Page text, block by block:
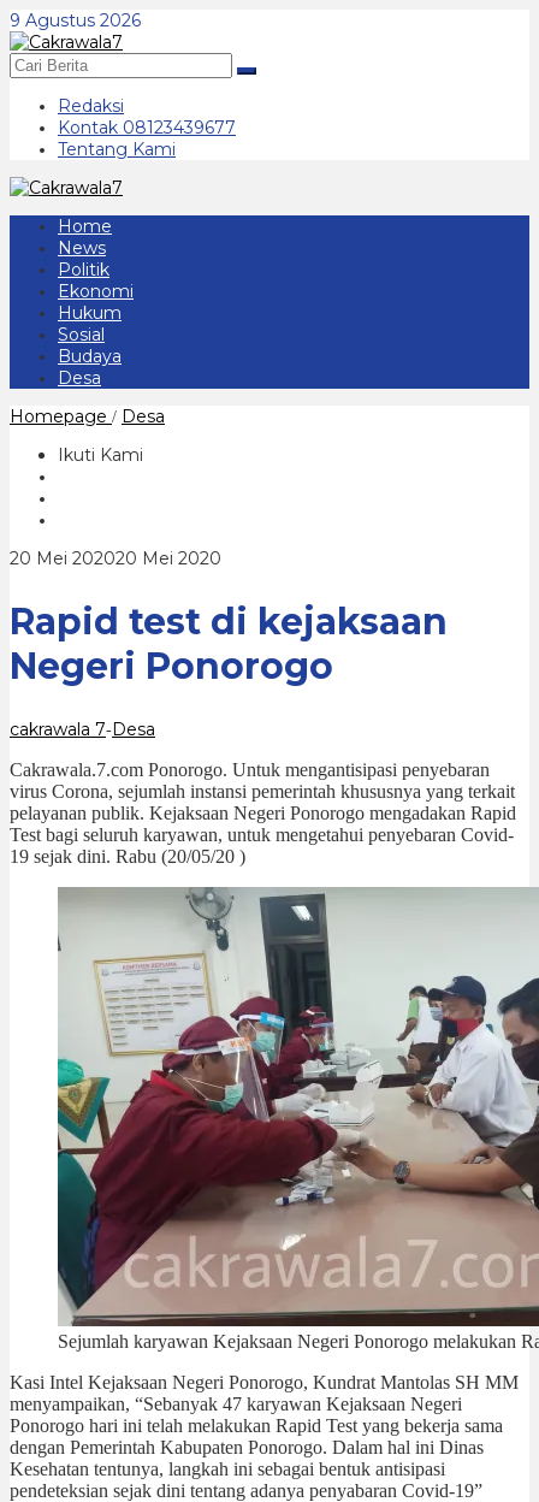
Lewati
ke
konten
9 Agustus 2026
Redaksi
Kontak 08123439677
Tentang Kami
Home
News
Politik
Ekonomi
Hukum
Sosial
Budaya
Desa
Homepage / Desa
Ikuti Kami
20 Mei 202020 Mei 2020
Rapid test di kejaksaan
Negeri Ponorogo
cakrawala 7-Desa
Cakrawala.7.com Ponorogo. Untuk mengantisipasi penyebaran
virus Corona, sejumlah instansi pemerintah khususnya yang terkait
pelayanan publik. Kejaksaan Negeri Ponorogo mengadakan Rapid
Test bagi seluruh karyawan, untuk mengetahui penyebaran Covid-
19 sejak dini. Rabu (20/05/20 )
Sejumlah karyawan Kejaksaan Negeri Ponorogo melakukan
Kasi Intel Kejaksaan Negeri Ponorogo, Kundrat Mantolas SH MM
menyampaikan, “Sebanyak 47 karyawan Kejaksaan Negeri
Ponorogo hari ini telah melakukan Rapid Test yang bekerja sama
dengan Pemerintah Kabupaten Ponorogo. Dalam hal ini Dinas
Kesehatan tentunya, langkah ini sebagai bentuk antisipasi
pendeteksian sejak dini tentang adanya penyabaran Covid-19”